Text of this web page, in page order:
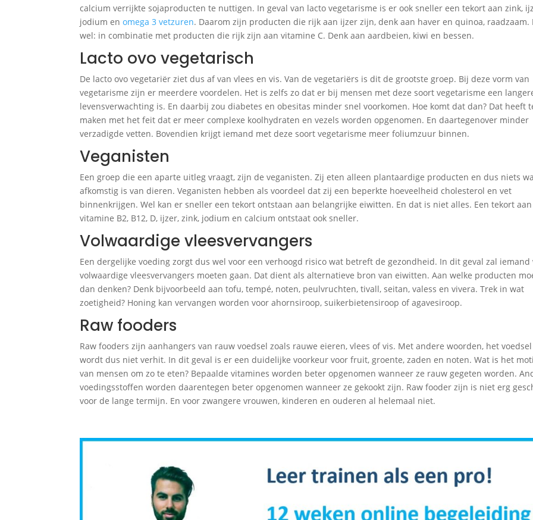
calcium verrijkte sojaproducten te nuttigen. In geval van lacto vegetarisme is er ook sneller een tekort aan zink,
jodium enomega 3 vetzuren. Daarom zijn producten die rijk aan ijzer zijn, denk aan haver en quinoa, raadzaam.
wel: in combinatie met producten die rijk zijn aan vitamine C. Denk aan aardbeien, kiwi en bessen.
Lacto ovo vegetarisch
De lacto ovo vegetariër ziet dus af van vlees en vis. Van de vegetariërs is dit de grootste groep. Bij deze vorm van
vegetarisme zijn er meerdere voordelen. Het is zelfs zo dat er bij mensen met deze soort vegetarisme een
levensverwachting is. En daarbij zou diabetes en obesitas minder snel voorkomen. Hoe komt dat dan? Dat heeft
maken met het feit dat er meer complexe koolhydraten en vezels worden opgenomen. En daartegenover minder
verzadigde vetten. Bovendien krijgt iemand met deze soort vegetarisme meer foliumzuur binnen.
Veganisten
Een groep die een aparte uitleg vraagt, zijn de veganisten. Zij eten alleen plantaardige producten en dus niets
afkomstig is van dieren. Veganisten hebben als voordeel dat zij een beperkte hoeveelheid cholesterol en vet
binnenkrijgen. Wel kan er sneller een tekort ontstaan aan belangrijke eiwitten. En dat is niet alles. Een tekort aan
vitamine B2, B12, D, ijzer, zink, jodium en calcium ontstaat ook sneller.
Volwaardige vleesvervangers
Een dergelijke voeding zorgt dus wel voor een verhoogd risico wat betreft de gezondheid. In dit geval zal iemand
volwaardige vleesvervangers moeten gaan. Dat dient als alternatieve bron van eiwitten. Aan welke producten
dan denken? Denk bijvoorbeeld aan tofu, tempé, noten, peulvruchten, tivall, seitan, valess en vivera. Trek in wat
zoetigheid? Honing kan vervangen worden voor ahornsiroop, suikerbietensiroop of agavesiroop.
Raw fooders
Raw fooders zijn aanhangers van rauw voedsel zoals rauwe eieren, vlees of vis. Met andere woorden, het voedsel
wordt dus niet verhit. In dit geval is er een duidelijke voorkeur voor fruit, groente, zaden en noten. Wat is het
van mensen om zo te eten? Bepaalde vitamines worden beter opgenomen wanneer ze rauw gegeten worden.
voedingsstoffen worden daarentegen beter opgenomen wanneer ze gekookt zijn. Raw fooder zijn is niet erg
voor de lange termijn. En voor zwangere vrouwen, kinderen en ouderen al helemaal niet.